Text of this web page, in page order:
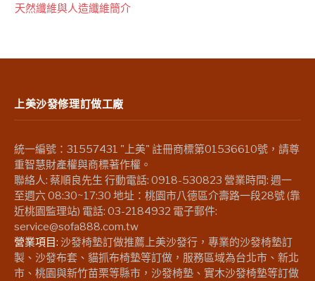
天然纖維與人造纖維簡介
上美沙發修理訂做工廠
統一編號：31557431 "上美" 註冊商標第01536610號，請尊
重智慧財產權與商標著作權。
聯絡人: 蔡順良先生 行動電話: 0918-530823 營業時間: 週一
至週六 08:30~17:30 地址：桃園市八德區介壽路一段28號 (靠
近桃園監理站) 電話: 03-2184932 電子郵件:
service@sofa888.com.tw
營業項目: 沙發椅墊訂做推薦上美沙發行，專業的沙發椅墊訂
製、沙發布套、貓抓布椅墊等訂做，服務區域為台北市、新北
市、桃園與新竹苗栗等縣市，沙發椅墊、實木沙發椅墊等訂做